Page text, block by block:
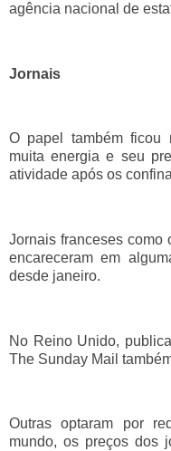
agência nacional de
Jornais
O papel também ficou
muita energia e seu
atividade após os
Jornais franceses como
encareceram em
desde janeiro.
No Reino Unido,
The Sunday Mail
Outras optaram por
mundo, os preços dos